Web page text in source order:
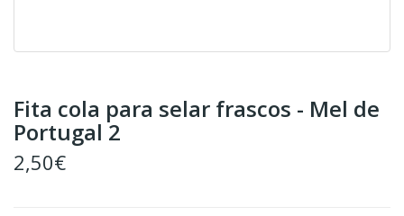
Fita cola para selar frascos - Mel de
Portugal 2
2,50€